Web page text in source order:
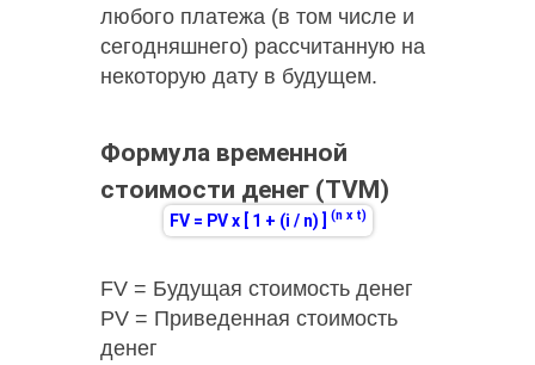
любого платежа (в том числе и
сегодняшнего) рассчитанную на
некоторую дату в будущем.
Формула временной
стоимости денег (TVM)
FV = PV x [ 1 + (i / n) ] (n x t)
FV = Будущая стоимость денег
PV = Приведенная стоимость
денег